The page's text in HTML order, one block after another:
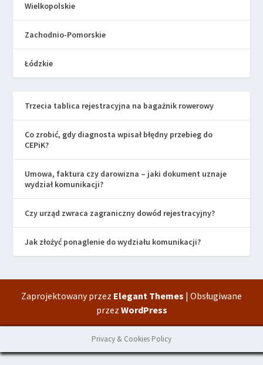
Wielkopolskie
Zachodnio-Pomorskie
Łódzkie
Trzecia tablica rejestracyjna na bagażnik rowerowy
Co zrobić, gdy diagnosta wpisał błędny przebieg do
CEPiK?
Umowa, faktura czy darowizna – jaki dokument uznaje
wydział komunikacji?
Czy urząd zwraca zagraniczny dowód rejestracyjny?
Jak złożyć ponaglenie do wydziału komunikacji?
Zaprojektowany przez Elegant Themes | Obsługiwane
przez WordPress
Privacy & Cookies Policy